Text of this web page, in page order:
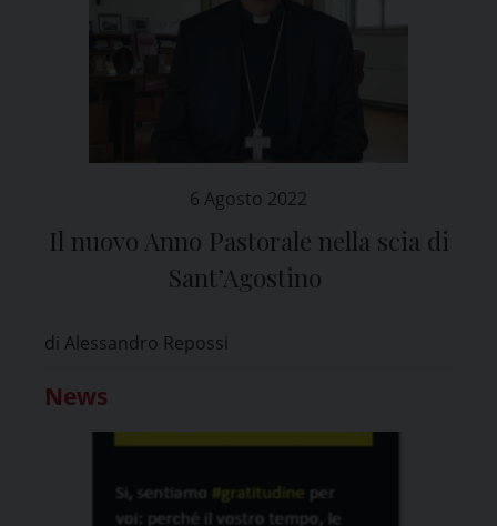
6 Agosto 2022
Il nuovo Anno Pastorale nella scia di
Sant’Agostino
di Alessandro Repossi
News